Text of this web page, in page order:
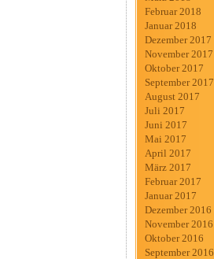
Februar 2018
Januar 2018
Dezember 2017
November 2017
Oktober 2017
September 2017
August 2017
Juli 2017
Juni 2017
Mai 2017
April 2017
März 2017
Februar 2017
Januar 2017
Dezember 2016
November 2016
Oktober 2016
September 2016